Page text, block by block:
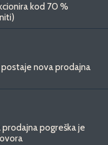
kod 70 %
postaje nova prodajna
pogreška je